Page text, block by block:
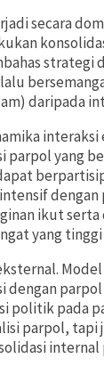
secara
daripada
yang
ikut
yang
politik pada
parpol,